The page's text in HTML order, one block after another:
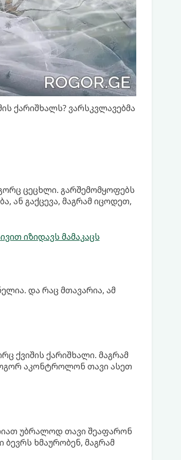
ქარიშხალს? ვარსკვლავებმა
ცეცხლი. გარშემომყოფებს
ან გაქცევა, მაგრამ იცოდეთ,
იზიდავს მამაკაცს
და რაც მთავარია, ამ
ქვიშის ქარიშხალი. მაგრამ
აკონტროლონ თავი ასეთ
უბრალოდ თავი შეაფარონ
ხმაურობენ, მაგრამ